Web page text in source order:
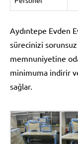
Aydıntepe Evden
sürecinizi
memnuniyetine
minimuma indirir
sağlar.